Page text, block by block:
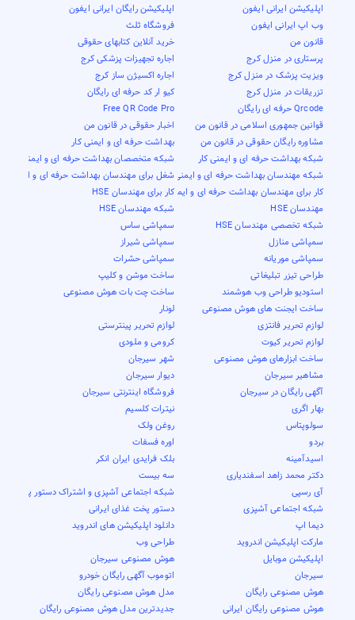
اپلیکیشن ایرانی ایفون
اپلیکیشن رایگان ایرانی ایفون
وب اپ ایرانی ایفون
فروشگاه ثلث
قانون من
خرید آنلاین کتابهای حقوقی
پرستاری در منزل کرج
اجاره تجهیزات پزشکی کرج
ویزیت پزشک در منزل کرج
اجاره اکسیژن ساز کرج
تزریقات در منزل کرج
کیو ار کد حرفه ای رایگان
Qrcode حرفه ای رایگان
Free QR Code Pro
قوانین جمهوری اسلامی در قانون من
اخبار حقوقی در قانون من
مشاوره رایگان حقوقی در قانون من
بهداشت حرفه ای و ایمنی کار
شبکه بهداشت حرفه ای و ایمنی کار
شبکه متخصصان بهداشت حرفه ای و ایمنی کار
شبکه مهندسان بهداشت حرفه ای و ایمنی کارشغل برای مهندسان بهداشت حرفه ای و ایمنی
کار برای مهندسان بهداشت حرفه ای و ایمنی کارکار برای مهندسان HSE
مهندسان HSE
شبکه مهندسان HSE
شبکه تخصصی مهندسان HSE
سمپاشی ساس
سمپاشی منازل
سمپاشی شیراز
سمپاشی موریانه
سمپاشی حشرات
طراحی تیزر تبلیغاتی
ساخت موشن و کلیپ
استودیو طراحی وب هوشمند
ساخت چت بات هوش مصنوعی
ساخت ایجنت های هوش مصنوعی
لونار
لوازم تحریر فانتزی
لوازم تحریر پینترستی
لوازم تحریر کیوت
کرومی و ملودی
ساخت ابزارهای هوش مصنوعی
شهر سیرجان
مشاهیر سیرجان
دیوار سیرجان
آگهی رایگان در سیرجان
فروشگاه اینترنتی سیرجان
بهار اگری
نیترات کلسیم
سولوپتاس
روغن ولک
بردو
اوره فسفات
اسیدآمینه
بلک فرایدی ایران انکر
دکتر محمد زاهد اسفندیاری
سه بیست
آی رسپی
شبکه اجتماعی آشپزی و اشتراک دستور پخت
شبکه اجتماعی آشپزی
دستور پخت غذای ایرانی
دیما اپ
دانلود اپلیکیشن های اندروید
مارکت اپلیکیشن اندروید
طراحی وب
اپلیکیشن موبایل
هوش مصنوعی سیرجان
سیرجان
اتوموب آگهی رایگان خودرو
هوش مصنوعی رایگان
مدل هوش مصنوعی رایگان
هوش مصنوعی رایگان ایرانی
جدیدترین مدل هوش مصنوعی رایگان